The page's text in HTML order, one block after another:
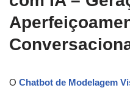
O Chatbot de Modelagem